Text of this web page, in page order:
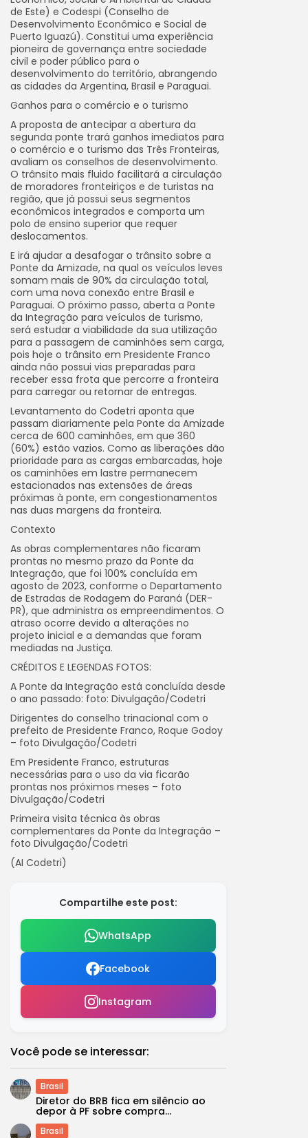
de Este) e Codespi (Conselho de
Desenvolvimento Econômico e Social de
Puerto Iguazú). Constitui uma experiência
pioneira de governança entre sociedade
civil e poder público para o
desenvolvimento do território, abrangendo
as cidades da Argentina, Brasil e Paraguai.
Ganhos para o comércio e o turismo
A proposta de antecipar a abertura da
segunda ponte trará ganhos imediatos para
o comércio e o turismo das Três Fronteiras,
avaliam os conselhos de desenvolvimento.
O trânsito mais fluido facilitará a circulação
de moradores fronteiriços e de turistas na
região, que já possui seus segmentos
econômicos integrados e comporta um
polo de ensino superior que requer
deslocamentos.
E irá ajudar a desafogar o trânsito sobre a
Ponte da Amizade, na qual os veículos leves
somam mais de 90% da circulação total,
com uma nova conexão entre Brasil e
Paraguai. O próximo passo, aberta a Ponte
da Integração para veículos de turismo,
será estudar a viabilidade da sua utilização
para a passagem de caminhões sem carga,
pois hoje o trânsito em Presidente Franco
ainda não possui vias preparadas para
receber essa frota que percorre a fronteira
para carregar ou retornar de entregas.
Levantamento do Codetri aponta que
passam diariamente pela Ponte da Amizade
cerca de 600 caminhões, em que 360
(60%) estão vazios. Como as liberações dão
prioridade para as cargas embarcadas, hoje
os caminhões em lastre permanecem
estacionados nas extensões de áreas
próximas à ponte, em congestionamentos
nas duas margens da fronteira.
Contexto
As obras complementares não ficaram
prontas no mesmo prazo da Ponte da
Integração, que foi 100% concluída em
agosto de 2023, conforme o Departamento
de Estradas de Rodagem do Paraná (DER-
PR), que administra os empreendimentos. O
atraso ocorre devido a alterações no
projeto inicial e a demandas que foram
mediadas na Justiça.
CRÉDITOS E LEGENDAS FOTOS:
A Ponte da Integração está concluída desde
o ano passado: foto: Divulgação/Codetri
Dirigentes do conselho trinacional com o
prefeito de Presidente Franco, Roque Godoy
– foto Divulgação/Codetri
Em Presidente Franco, estruturas
necessárias para o uso da via ficarão
prontas nos próximos meses – foto
Divulgação/Codetri
Primeira visita técnica às obras
complementares da Ponte da Integração –
foto Divulgação/Codetri
(AI Codetri)
Compartilhe este post:
WhatsApp
Facebook
Instagram
Você pode se interessar:
Brasil
Diretor do BRB fica em silêncio ao
depor à PF sobre compra...
Brasil